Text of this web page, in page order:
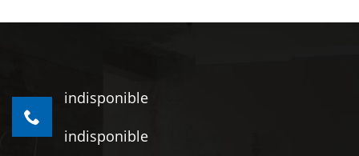
indisponible
indisponible